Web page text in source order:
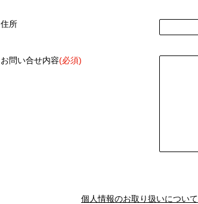
住所
お問い合せ内容(必須)
個人情報のお取り扱いについて